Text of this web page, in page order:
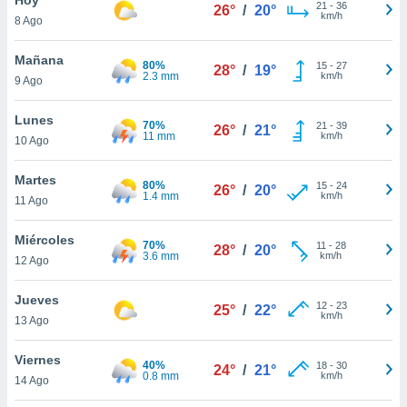
y
en
más
de
8 Ago
26° / 20° 21 - 36
km/h
Mañana
9 Ago
80%
2.3 mm
28° / 19° 15- 27
km/h
Lunes
10 Ago
70%
11 mm
26° / 21° 21 - 39
km/h
Martes
11 Ago
80%
1.4 mm
26° / 20° 15- 24
km/h
Miércoles
12 Ago
70%
3.6 mm
28° / 20° 11 - 28
km/h
Jueves
13 Ago
25° / 22° 12- 23
km/h
Viernes
14 Ago
40%
0.8 mm
24° / 21° 18- 30
km/h